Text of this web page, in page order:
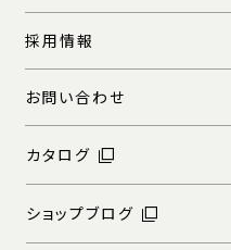
採用情報
お問い合わせ
カタログ
ショップブログ